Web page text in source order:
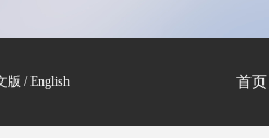
版 /English 首页